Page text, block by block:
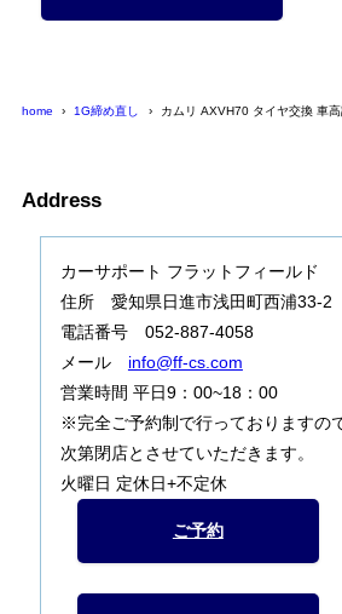
home 1G締め直し カムリ AXVH70 タイヤ交換 車
Address
カーサポート フラットフィールド
住所 愛知県日進市浅田町西浦33-2
電話番号 052-887-4058
メール info@ff-cs.com
営業時間 平日9：00~18：00
※完全ご予約制で行っておりますの
次第閉店とさせていただきます。
火曜日 定休日+不定休
ご予約